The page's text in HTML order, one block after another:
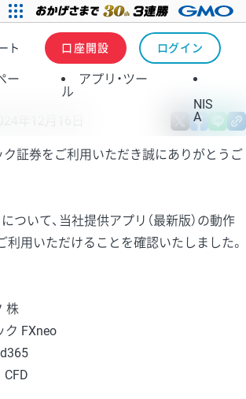
ト 口座開設 ログイン
ー
アプリ・ツー
ル
NIS
A
X
ク証券をご利用いただき誠にありがとうご
ついて、当社提供アプリ（最新版）の動作
利用いただけることを確認いたしました。
株
ク FXneo
CFD